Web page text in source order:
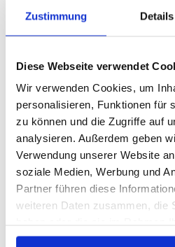
Zustimmung Details
Diese Webseite verwendet
Wir verwenden Cookies, um
personalisieren, Funktionen für
zu können und die Zugriffe auf
analysieren. Außerdem geben
Verwendung unserer Website
soziale Medien, Werbung und
Partner führen diese
weiteren Daten zusammen, die
gesammelt haben.
34
Auf Lager
Print
PRODUKTBESCHREIBUNG
ALLE SPEZIFIKATIONEN